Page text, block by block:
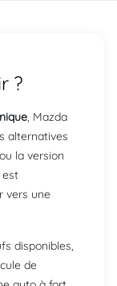
?
, Mazda
alternatives
la version
est
vers une
disponibles,
de